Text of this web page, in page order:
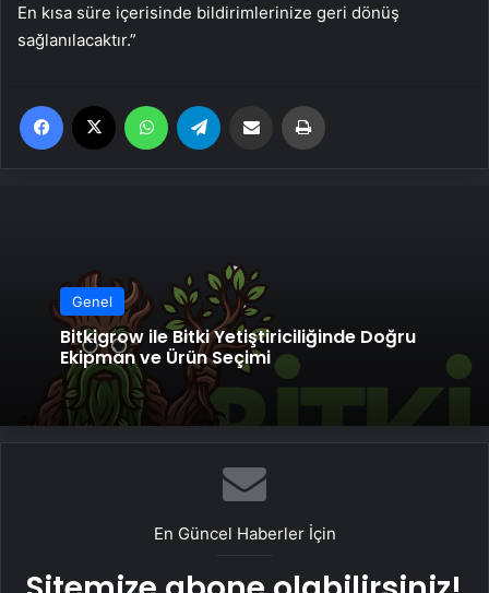
En kısa süre içerisinde bildirimlerinize geri dönüş
sağlanılacaktır.”
Facebook WhatsApp Email'den paylaş
Genel
Bitkigrow ile Bitki Yetiştiriciliğinde Doğru
Ekipman ve Ürün Seçimi
En Güncel Haberler İçin